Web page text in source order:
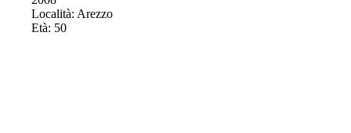
Località: Arezzo
Età: 50